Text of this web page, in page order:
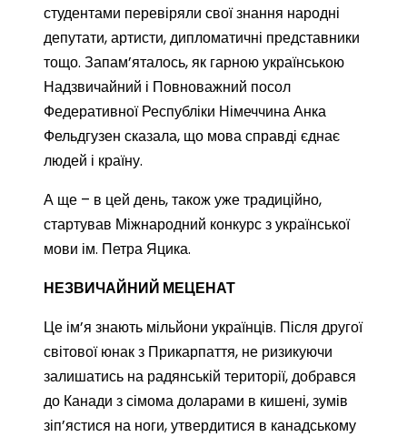
студентами перевіряли свої знання народні
депутати, артисти, дипломатичні представники
тощо. Запам’яталось, як гарною українською
Надзвичайний і Повноважний посол
Федеративної Республіки Німеччина Анка
Фельдгузен сказала, що мова справді єднає
людей і країну.
А ще – в цей день, також уже традиційно,
стартував Міжнародний конкурс з української
мови ім. Петра Яцика.
НЕЗВИЧАЙНИЙ МЕЦЕНАТ
Це ім’я знають мільйони українців. Після другої
світової юнак з Прикарпаття, не ризикуючи
залишатись на радянській території, добрався
до Канади з сімома доларами в кишені, зумів
зіп’ястися на ноги, утвердитися в канадському